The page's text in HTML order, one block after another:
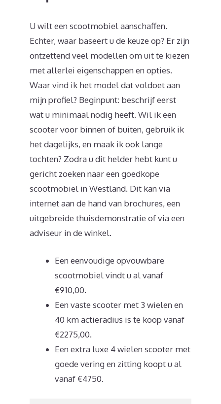
U wilt een scootmobiel aanschaffen.
Echter, waar baseert u de keuze op? Er zijn
ontzettend veel modellen om uit te kiezen
met allerlei eigenschappen en opties.
Waar vind ik het model dat voldoet aan
mijn profiel? Beginpunt: beschrijf eerst
wat u minimaal nodig heeft. Wil ik een
scooter voor binnen of buiten, gebruik ik
het dagelijks, en maak ik ook lange
tochten? Zodra u dit helder hebt kunt u
gericht zoeken naar een goedkope
scootmobiel in Westland. Dit kan via
internet aan de hand van brochures, een
uitgebreide thuisdemonstratie of via een
adviseur in de winkel.
Een eenvoudige opvouwbare
scootmobiel vindt u al vanaf
€910,00.
Een vaste scooter met 3 wielen en
40 km actieradius is te koop vanaf
€2275,00.
Een extra luxe 4 wielen scooter met
goede vering en zitting koopt u al
vanaf €4750.